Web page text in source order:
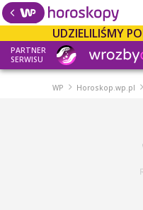
UDZIELILIŚMY
PARTNER
SERWISU
WP Horoskop.wp.pl